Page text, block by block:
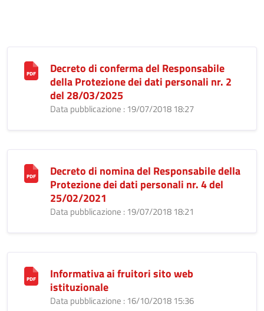
Decreto di conferma del Responsabile
della Protezione dei dati personali nr. 2
del 28/03/2025
Data pubblicazione : 19/07/2018 18:27
Decreto di nomina del Responsabile della
Protezione dei dati personali nr. 4 del
25/02/2021
Data pubblicazione : 19/07/2018 18:21
Informativa ai fruitori sito web
istituzionale
Data pubblicazione : 16/10/2018 15:36